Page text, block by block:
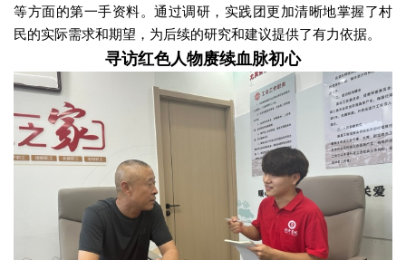
等方面的第一手资料。通过调研，实践团更加清晰地掌握了村
民的实际需求和期望，为后续的研究和建议提供了有力依据。
寻访红色人物赓续血脉初心